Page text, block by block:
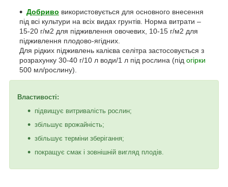
Добриво використовується для основного внесення
під всі культури на всіх видах грунтів. Норма витрати –
15-20 г/м2 для підживлення овочевих, 10-15 г/м2 для
підживлення плодово-ягідних.
Для рідких підживлень калієва селітра застосовується з
розрахунку 30-40 г/10 л води/1 л під рослина (під огірки
500 мл/рослину).
Властивості:
підвищує витривалість рослин;
збільшує врожайність;
збільшує терміни зберігання;
покращує смак і зовнішній вигляд плодів.